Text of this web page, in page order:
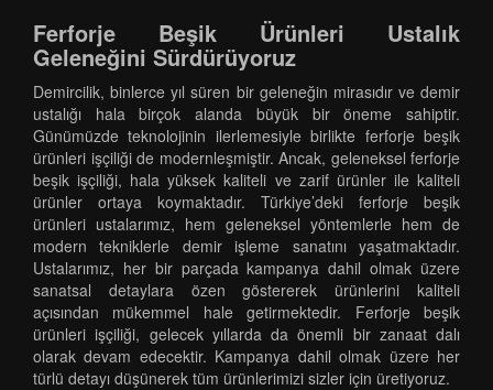
Ferforje Beşik Ürünleri Ustalık
Geleneğini Sürdürüyoruz
Demircilik, binlerce yıl süren bir geleneğin mirasıdır ve demir
ustalığı hala birçok alanda büyük bir öneme sahiptir.
Günümüzde teknolojinin ilerlemesiyle birlikte ferforje beşik
ürünleri işçiliği de modernleşmiştir. Ancak, geleneksel ferforje
beşik işçiliği, hala yüksek kaliteli ve zarif ürünler ile kaliteli
ürünler ortaya koymaktadır. Türkiye’deki ferforje beşik
ürünleri ustalarımız, hem geleneksel yöntemlerle hem de
modern tekniklerle demir işleme sanatını yaşatmaktadır.
Ustalarımız, her bir parçada kampanya dahil olmak üzere
sanatsal detaylara özen göstererek ürünlerini kaliteli
açısından mükemmel hale getirmektedir. Ferforje beşik
ürünleri işçiliği, gelecek yıllarda da önemli bir zanaat dalı
olarak devam edecektir. Kampanya dahil olmak üzere her
türlü detayı düşünerek tüm ürünlerimizi sizler için üretiyoruz.